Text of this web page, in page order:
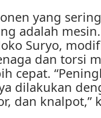
yang
adalah
Suryo,
dan torsi
cepat.
dilakukan
dan knalpot,”